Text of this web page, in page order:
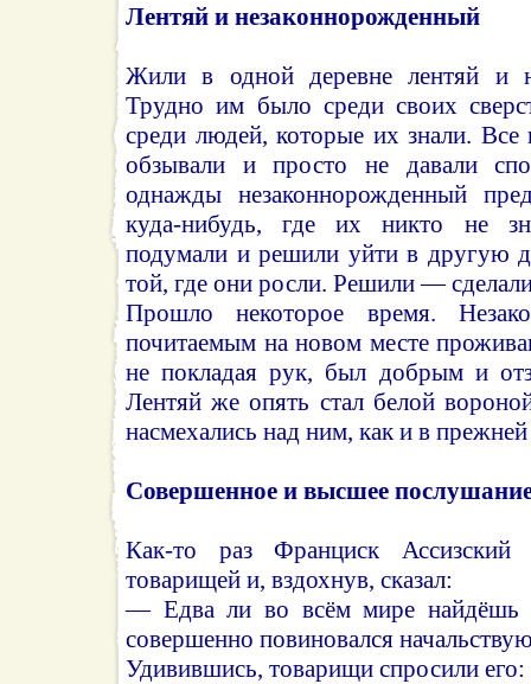
Лентяй и незаконнорожденный
Жили в одной деревне лентяй и
Трудно им было среди своих
среди людей, которые их знали. Все
обзывали и просто не давали
однажды незаконнорожденный
куда-нибудь, где их никто не
подумали и решили уйти в другую
той, где они росли. Решили —
Прошло некоторое время.
почитаемым на новом месте
не покладая рук, был добрым и
Лентяй же опять стал белой
насмехались над ним, как и в
Совершенное и высшее
Как-то раз Франциск Ассизский
товарищей и, вздохнув, сказал:
— Едва ли во всём мире найдёшь
совершенно повиновался
Удивившись, товарищи спросили его: